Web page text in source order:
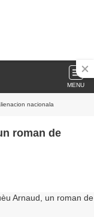
MENU
nacionala
roman de